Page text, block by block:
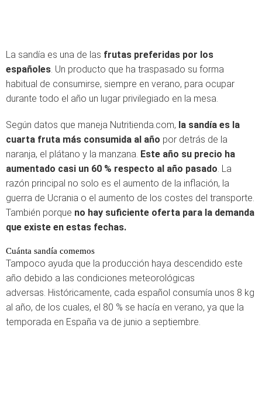
La sandía es una de las frutas preferidas por los
españoles. Un producto que ha traspasado su forma
habitual de consumirse, siempre en verano, para ocupar
durante todo el año un lugar privilegiado en la mesa.
Según datos que maneja Nutritienda.com, la sandía es la
cuarta fruta más consumida al año por detrás de la
naranja, el plátano y la manzana. Este año su precio ha
aumentado casi un 60 % respecto al año pasado. La
razón principal no solo es el aumento de la inflación, la
guerra de Ucrania o el aumento de los costes del transporte.
También porque no hay suficiente oferta para la demanda
que existe en estas fechas.
Cuánta sandía comemos
Tampoco ayuda que la producción haya descendido este
año debido a las condiciones meteorológicas
adversas. Históricamente, cada español consumía unos 8 kg
al año, de los cuales, el 80 % se hacía en verano, ya que la
temporada en España va de junio a septiembre.